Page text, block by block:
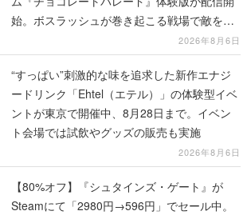
始。ボスラッシュが巻き起こる戦場で敵を倒
し、コインを集めてスコアを競い合え2026年8月6日
“すっぱい”刺激的な味を追求した新作エナジ
ードリンク「Ehtel（エテル）」の体験型イベ
ントが東京で開催中、8月28日まで。イベン
ト会場では試飲やグッズの販売も実施
2026年8月6日
【80%オフ】『シュタインズ・ゲート』が
Steamにて「2980円→596円」でセール中。